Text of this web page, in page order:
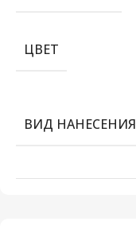
ЦВЕТ
ВИД НАНЕСЕНИЯ